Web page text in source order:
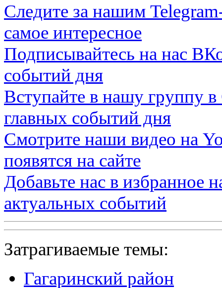
Следите за нашим
самое интересное
Подписывайтесь на нас
событий дня
Вступайте в нашу группу в
главных событий дня
Смотрите наши видео на
появятся на сайте
Добавьте нас в избранное
актуальных событий
Затрагиваемые темы:
Гагаринский район